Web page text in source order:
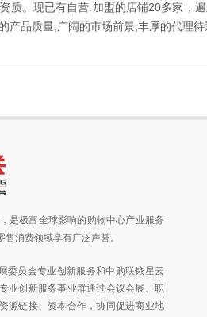
质。现已有自营.加盟的店铺20多家，
产品质量,广阔的市场前景,丰厚的代理
是极富全球影响的购物中心产业服务
消费领域享有广泛声誉。
委员会专业创新服务和中购联铱星云
业创新服务事业群通过会议会展、职
源链接、资本合作，协同促进商业地